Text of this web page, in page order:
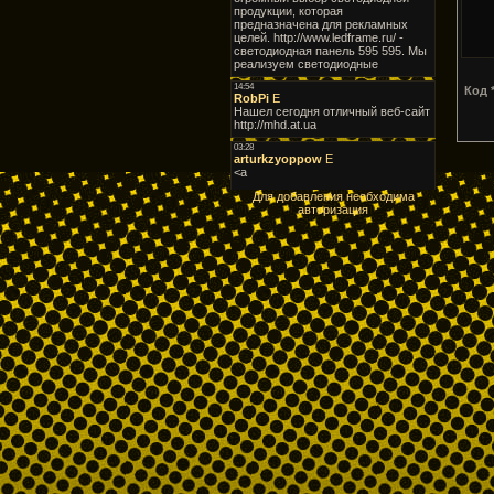
Для добавления необходима
авторизация
Код